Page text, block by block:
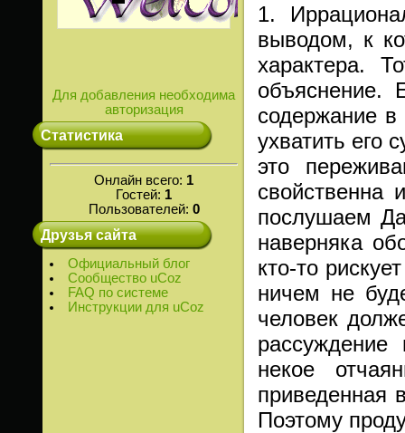
Для добавления необходима
авторизация
Статистика
Онлайн всего: 1
Гостей: 1
Пользователей: 0
Друзья сайта
Официальный блог
Сообщество uCoz
FAQ по системе
Инструкции для uCoz
1.
выводом, к
характера.
объяснение.
содержание
ухватить его
это
свойственна
послушаем
наверняка
кто-то
ничем не
человек
рассуждение
некое
приведенная
Поэтому